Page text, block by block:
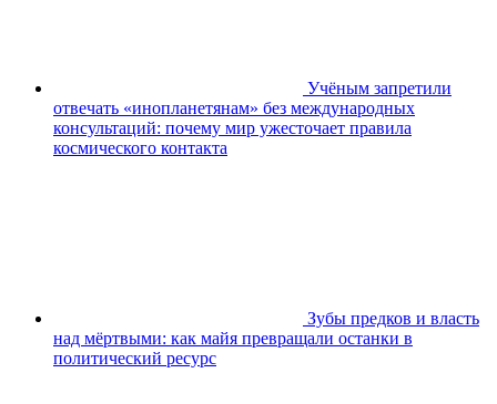
Учёным запретили
отвечать «инопланетянам» без международных
консультаций: почему мир ужесточает правила
космического контакта
Зубы предков и власть
над мёртвыми: как майя превращали останки в
политический ресурс